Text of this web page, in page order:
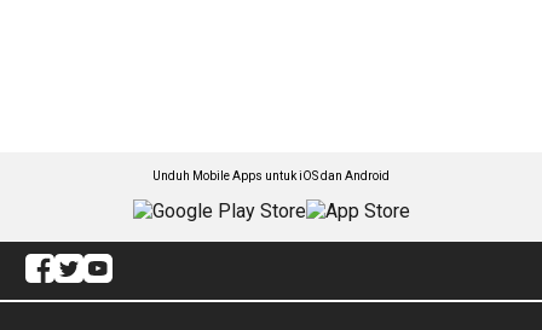
Unduh Mobile Apps untuk iOS dan Android